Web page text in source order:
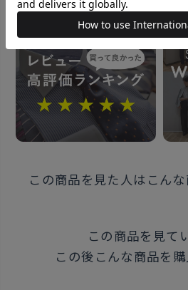
素材
表素材・牛革
裏素材・合成皮革
ウエスト最大110cm 幅：
行っていない未使用品」に限り
この商品を見た人はこん
この商品を見て
この後こんな商品を